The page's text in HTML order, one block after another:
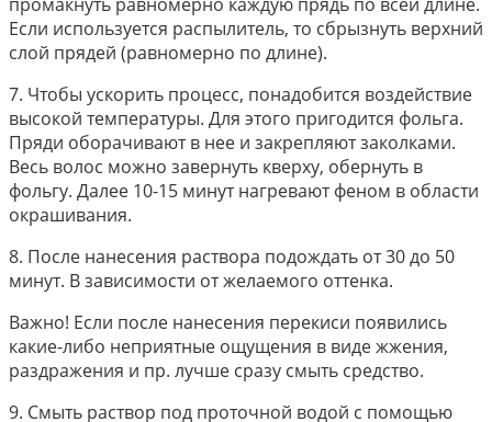
промакнуть равномерно каждую прядь по всей длине.
Если используется распылитель, то сбрызнуть верхний
слой прядей (равномерно по длине).
7. Чтобы ускорить процесс, понадобится воздействие
высокой температуры. Для этого пригодится фольга.
Пряди оборачивают в нее и закрепляют заколками.
Весь волос можно завернуть кверху, обернуть в
фольгу. Далее 10-15 минут нагревают феном в области
окрашивания.
8. После нанесения раствора подождать от 30 до 50
минут. В зависимости от желаемого оттенка.
Важно! Если после нанесения перекиси появились
какие-либо неприятные ощущения в виде жжения,
раздражения и пр. лучше сразу смыть средство.
9. Смыть раствор под проточной водой с помощью